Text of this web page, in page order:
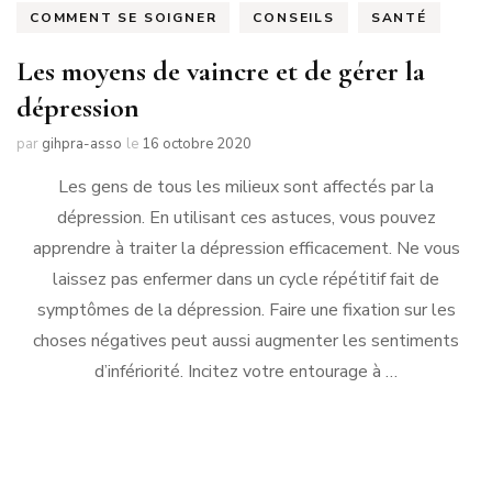
COMMENT SE SOIGNER CONSEILS SANTÉ
Les moyens de vaincre et de gérer la
dépression
par gihpra-asso le 16 octobre 2020
Les gens de tous les milieux sont affectés par la
dépression. En utilisant ces astuces, vous pouvez
apprendre à traiter la dépression efficacement. Ne vous
laissez pas enfermer dans un cycle répétitif fait de
symptômes de la dépression. Faire une fixation sur les
choses négatives peut aussi augmenter les sentiments
d’infériorité. Incitez votre entourage à …